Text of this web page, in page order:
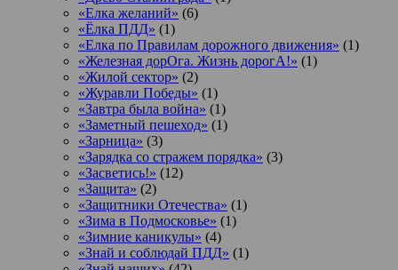
«Елка желаний» (6)
«Ёлка ПДД» (1)
«Елка по Правилам дорожного движения» (1)
«Железная дорОга. Жизнь дорогА!» (1)
«Жилой сектор» (2)
«Журавли Победы» (1)
«Завтра была война» (1)
«Заметный пешеход» (1)
«Зарница» (3)
«Зарядка со стражем порядка» (3)
«Засветись!» (12)
«Защита» (2)
«Защитники Отечества» (1)
«Зима в Подмосковье» (1)
«Зимние каникулы» (4)
«Знай и соблюдай ПДД» (1)